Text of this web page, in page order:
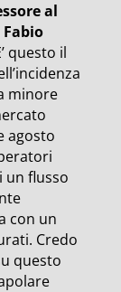
al
questo il
minore
agosto
un flusso
con un
Credo
questo